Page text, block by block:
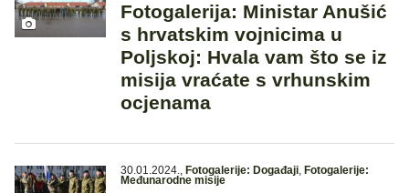
Fotogalerija: Ministar Anušić
s hrvatskim vojnicima u
Poljskoj: Hvala vam što se iz
misija vraćate s vrhunskim
ocjenama
30.01.2024., Fotogalerije: Događaji, Fotogalerije:
Međunarodne misije